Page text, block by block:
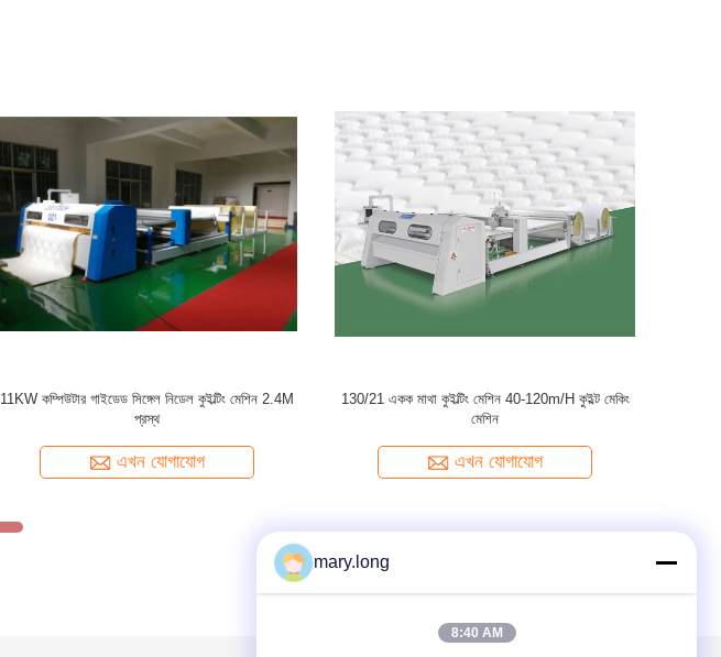
11KW কম্পিউটার গাইডেড সিঙ্গেল নিডেল কুইল্টিং মেশিন 2.4M
প্রস্থ
এখন যোগাযোগ
130/21 একক মাথা কুইল্টিং মেশিন 40-120m/H কুইল্ট মেকিং
মেশিন
এখন যোগাযোগ
mary.long
8:40 AM